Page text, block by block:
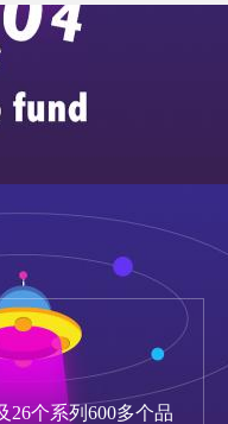
26个系列600多个品